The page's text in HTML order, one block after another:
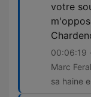
votre
00:06:19
Marc
sa haine